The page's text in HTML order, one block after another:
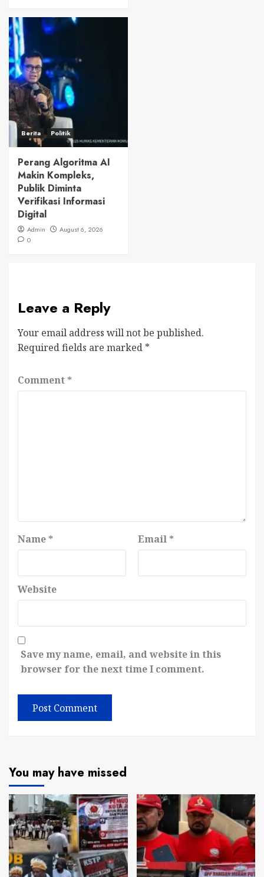
Berita Politik
Perang Algoritma AI
Makin Kompleks,
Publik Diminta
Verifikasi Informasi
Digital
Admin
August 6, 2026
0
Leave a Reply
Your email address will not be published.
Required fields are marked *
Comment *
Name * Email *
Website
Save my name, email, and website in this
browser for the next time I comment.
You may have missed